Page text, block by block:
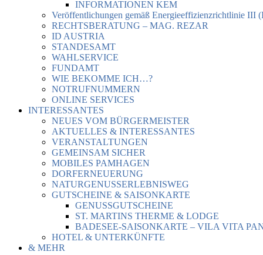
INFORMATIONEN KEM
Veröffentlichungen gemäß Energieeffizienzrichtlinie III
RECHTSBERATUNG – MAG. REZAR
ID AUSTRIA
STANDESAMT
WAHLSERVICE
FUNDAMT
WIE BEKOMME ICH…?
NOTRUFNUMMERN
ONLINE SERVICES
INTERESSANTES
NEUES VOM BÜRGERMEISTER
AKTUELLES & INTERESSANTES
VERANSTALTUNGEN
GEMEINSAM SICHER
MOBILES PAMHAGEN
DORFERNEUERUNG
NATURGENUSSERLEBNISWEG
GUTSCHEINE & SAISONKARTE
GENUSSGUTSCHEINE
ST. MARTINS THERME & LODGE
BADESEE-SAISONKARTE – VILA VITA
HOTEL & UNTERKÜNFTE
& MEHR